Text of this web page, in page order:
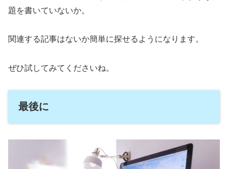
題を書いていないか。
関連する記事はないか簡単に探せるようになります。
ぜひ試してみてくださいね。
最後に